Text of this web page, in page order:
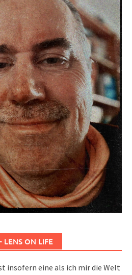
LENS ON LIFE
insofern eine als ich mir die Welt